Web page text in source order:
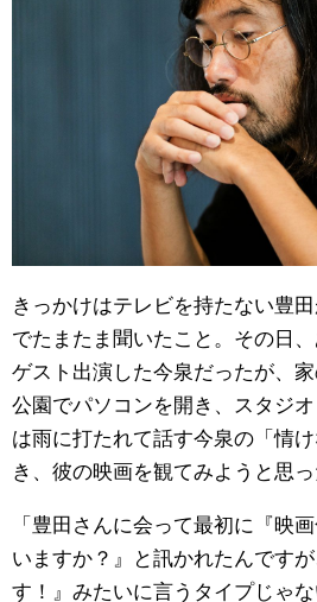
きっかけはテレビを持たない豊
でたまたま聞いたこと。その日
ゲスト出演した今泉だったが、家
公園でパソコンを開き、スタジ
は雨に打たれて話す今泉の「情
き、彼の映画を観てみようと思っ
「豊田さんに会って最初に『映
いますか？』と訊かれたんです
す！』みたいに言うタイプじゃ